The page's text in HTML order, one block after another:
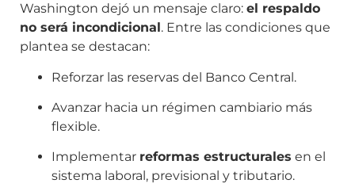
Washington dejó un mensaje claro: el respaldo
no será incondicional. Entre las condiciones que
plantea se destacan:
Reforzar las reservas del Banco Central.
Avanzar hacia un régimen cambiario más
flexible.
Implementar reformas estructurales en el
sistema laboral, previsional y tributario.